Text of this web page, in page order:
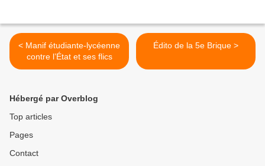
< Manif étudiante-lycéenne
contre l’État et ses flics
Édito de la 5e Brique >
Hébergé par Overblog
Top articles
Pages
Contact